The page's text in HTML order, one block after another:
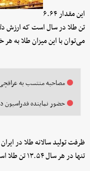
این مقدار ۶.۶۴
می‌توان با این میزان طلا به
مصاحبه منتسب به
حضور نماینده فدراسیون
تنها در هر سال ۱۳.۵۴ تن طلا استخراج شده است.